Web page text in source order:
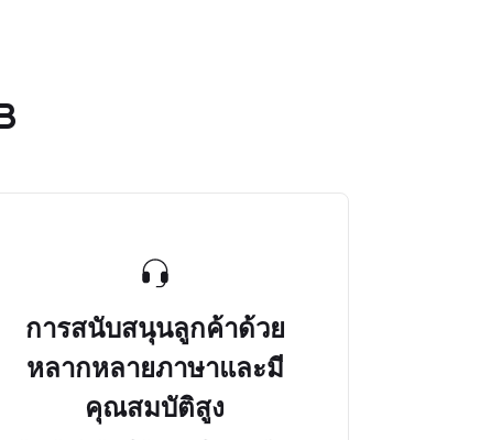
การสนับสนุนลูกค้าด้วย
หลากหลายภาษาและมี
คุณสมบัติสูง